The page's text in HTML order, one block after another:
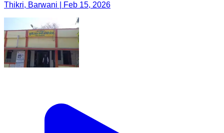
Thikri, Barwani | Feb 15, 2026